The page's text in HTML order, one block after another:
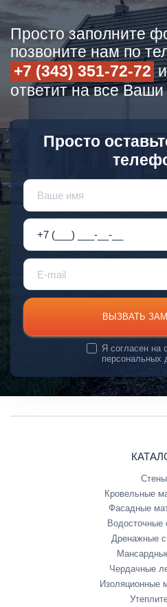
Просто заполните
позвоните нам по
+7 (343) 351-72-72 и
ответит на все
Просто
ВЫЗВАТЬ
Я согласен на
персональных
Стены
Кровельные
Фасадные
Водосточные
Дренажные
Чердачные
Изоляционные